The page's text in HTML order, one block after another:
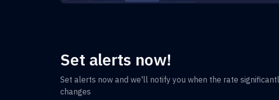
Set alerts now!
Set alerts now and we'll notify you when the rate
changes